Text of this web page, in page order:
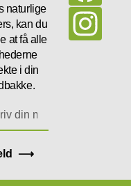
naturlige
kan du
at få alle
i din
⟶